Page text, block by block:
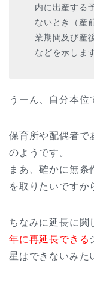
内に出産する
ないとき（産
業期間及び産
などを示します
うーん、自分本位
保育所や配偶者で
のようです。
まあ、確かに無条
を取りたいですか
ちなみに延長に関
年に再延長できる
星はできないみた